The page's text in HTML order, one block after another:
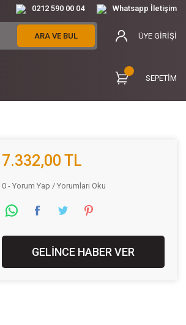
0212 590 00 04 Whatsapp İletişim
ARA VE BUL ÜYE GİRİŞİ
SEPETİM
7.332,00 TL
0 - Yorum Yap / Yorumları Oku
GELİNCE HABER VER